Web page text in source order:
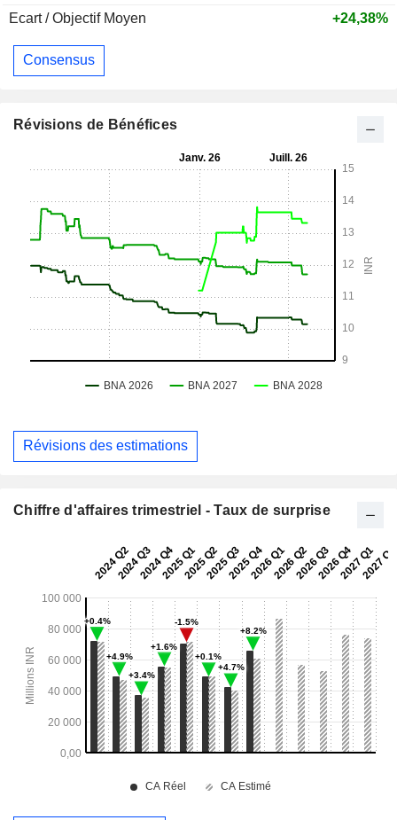
Ecart / Objectif Moyen
+24,38%
Consensus
Révisions de Bénéfices
Révisions des estimations
Chiffre d'affaires trimestriel - Taux de surprise